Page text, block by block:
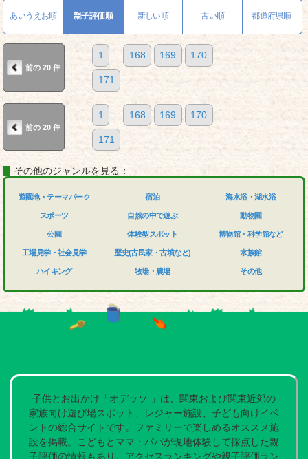
あいうえお順 親子評価順 新しい順 古い順 都道府県順
前の 20 件
1 ... 168 169 170
171
前の 20 件
1 168 169 170
171
その他のジャンルを見る：
遊園地・テーマパーク
スポーツ
公園
工場見学・社会見学
ハイキング
宿泊
自然の中で遊ぶ
体験型スポット
歴史(古民家・古墳など)
牧場・農場
海水浴・湖水浴
動物園
博物館・科学館など
水族館
その他
子供とお出かけ「オデッソ 」は、関東および関東近郊の
家族向け遊び場スポット、レジャー施設、子ども向けイベ
ントの総合サイトです。ファミリーで楽しめるオススメ施
設を掲載。こどもとママ・パパが現地体験して採点した親
子評価の情報もあり。アクセスランキングや親子評価ラン